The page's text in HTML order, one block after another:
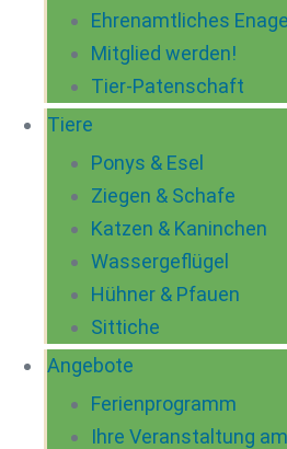
Ehrenamtliches
Mitglied werden!
Tier-Patenschaft
Tiere
Ponys & Esel
Ziegen & Schafe
Katzen & Kaninchen
Wassergeflügel
Hühner & Pfauen
Sittiche
Angebote
Ferienprogramm
Ihre Veranstaltung